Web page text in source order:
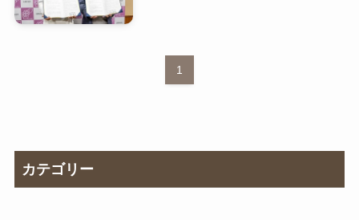
1
カテゴリー